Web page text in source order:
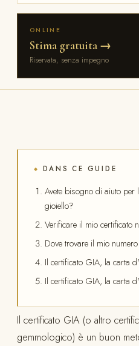
ONLINE
Stima gratuita →
Riservata, senza impegno
◆ DANS CE GUIDE
Avete bisogno di aiuto per
gioiello?
Verificare il mio certificato
Dove trovare il mio
Il certificato GIA, la carta
Il certificato GIA, la carta
Il certificato GIA (o altro
gemmologico) è un buon